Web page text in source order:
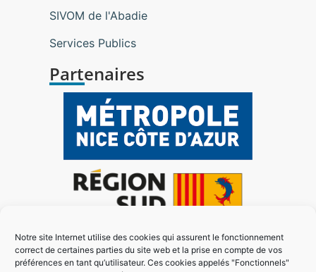
Notre site Internet utilise des cookies qui assurent le fonctionnement
correct de certaines parties du site web et la prise en compte de vos
préférences en tant qu’utilisateur. Ces cookies appelés "Fonctionnels"
SIVOM de l'Abadie
Services Publics
Partenaires